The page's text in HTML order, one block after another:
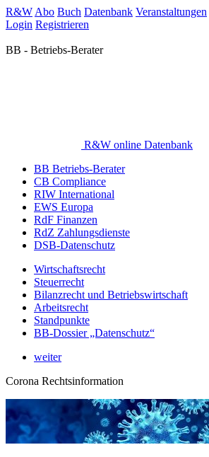
R&W Abo Buch Datenbank Veranstaltungen
Login Registrieren
BB - Betriebs-Berater
R&W online Datenbank
BB Betriebs-Berater
CB Compliance
RIW International
EWS Europa
RdF Finanzen
RdZ Zahlungsdienste
DSB-Datenschutz
Wirtschaftsrecht
Steuerrecht
Bilanzrecht und Betriebswirtschaft
Arbeitsrecht
Standpunkte
BB-Dossier „Datenschutz“
weiter
Corona Rechtsinformation